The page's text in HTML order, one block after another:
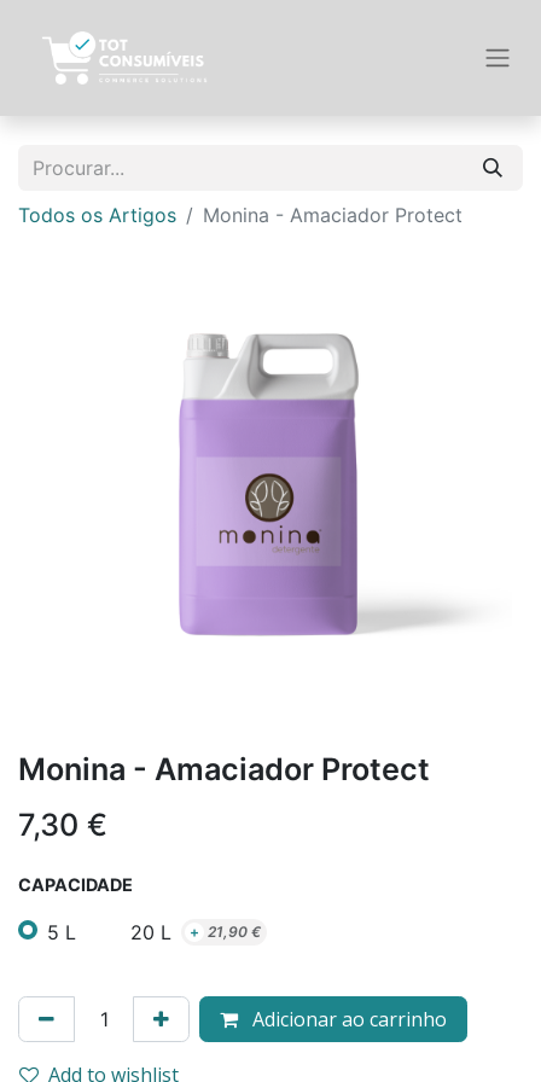
Todos os Artigos Monina - Amaciador Protect
Monina - Amaciador Protect
7,30 €
CAPACIDADE
5 L 20 L + 21,90 €
Adicionar ao carrinho
Add to wishlist